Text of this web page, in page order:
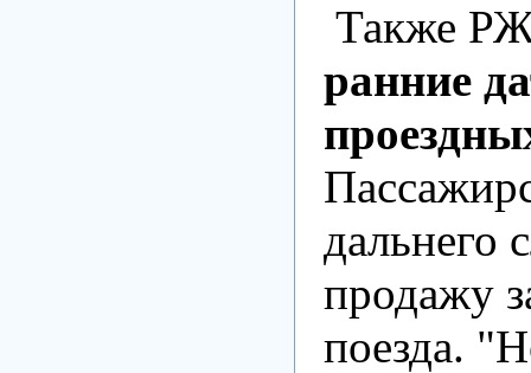
Также
ранние
дальнего
продажу
поезда.